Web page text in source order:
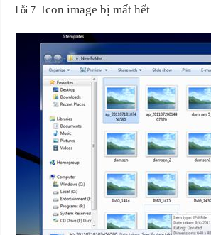
Lỗi 7: Icon image bị mất hết